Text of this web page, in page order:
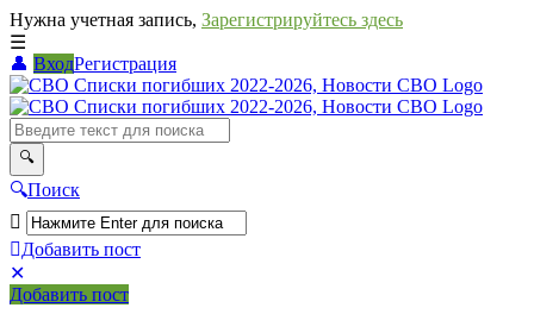
Нужна учетная запись, Зарегистрируйтесь здесь
ВходРегистрация
СВО
Списки
погибших
2022-
2026,
Новости
СВО
Поиск
Добавить пост
Мобильное
меню
Добавить пост